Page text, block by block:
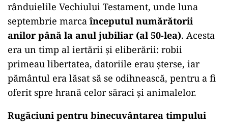
rânduielile Vechiului Testament, unde luna
septembrie marca începutul numărătorii
anilor până la anul jubiliar (al 50-lea). Acesta
era un timp al iertării și eliberării: robii
primeau libertatea, datoriile erau șterse, iar
pământul era lăsat să se odihnească, pentru a fi
oferit spre hrană celor săraci și animalelor.
Rugăciuni pentru binecuvântarea timpului